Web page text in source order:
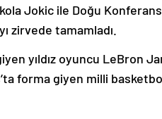
Jokic ile Doğu
zirvede tamamladı.
yıldız oyuncu LeBron
forma giyen milli